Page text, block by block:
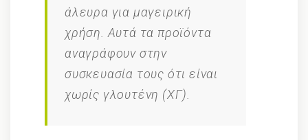
άλευρα για μαγειρική
χρήση. Αυτά τα προϊόντα
αναγράφουν στην
συσκευασία τους ότι είναι
χωρίς γλουτένη (ΧΓ).